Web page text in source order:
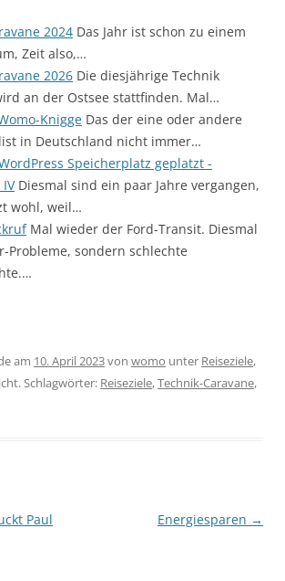
2024 Das Jahr ist schon zu einem
Zeit also,…
2026 Die diesjährige Technik
an der Ostsee stattfinden. Mal…
Knigge Das der eine oder andere
in Deutschland nicht immer…
Speicherplatz geplatzt -
Diesmal sind ein paar Jahre vergangen,
wohl, weil…
Mal wieder der Ford-Transit. Diesmal
Probleme, sondern schlechte
am 10. April 2023von womo unter Reiseziele,
Schlagwörter: Reiseziele,Technik-Caravane,
Paul
Energiesparen →